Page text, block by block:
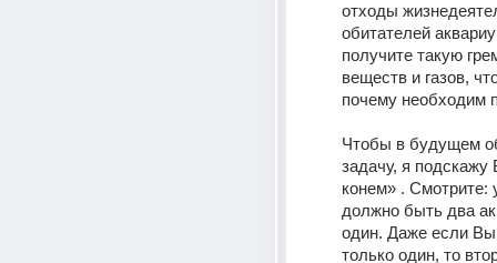
отходы
обитателей
получите такую
веществ и газов,
почему необходим
Чтобы в будущем
задачу, я
конем» . Смотрите:
должно быть два
один. Даже если Вы
только один, то